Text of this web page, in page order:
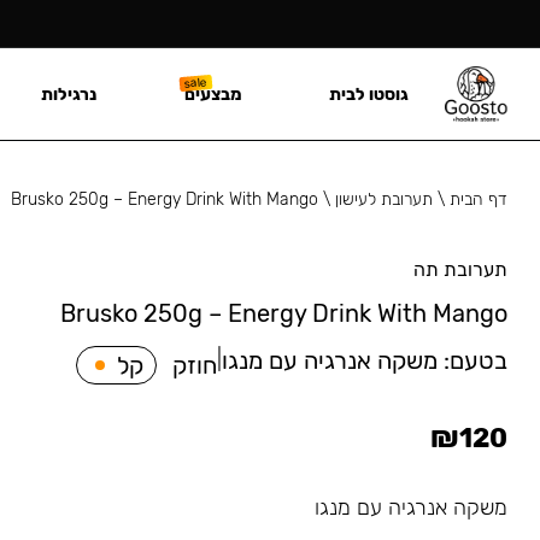
דף הבית\ תערובת לעישון \
Brusko 250g – Energy Drink With Mango
תערובת תה
Brusko 250g – Energy Drink With Mango
בטעם: משקה אנרגיה עם מנגו חוזק קל
₪120
משקה אנרגיה עם מנגו
גוסטו לבית מבצעים נרגילות